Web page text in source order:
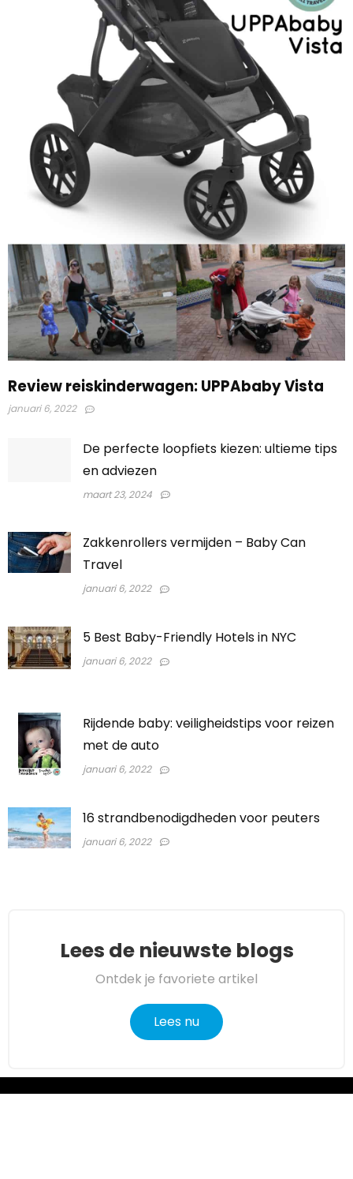
Review reiskinderwagen: UPPAbaby Vista
januari 6, 2022
De perfecte loopfiets kiezen: ultieme tips
en adviezen
maart 23, 2024
Zakkenrollers vermijden – Baby Can
Travel
januari 6, 2022
5 Best Baby-Friendly Hotels in NYC
januari 6, 2022
Rijdende baby: veiligheidstips voor reizen
met de auto
januari 6, 2022
16 strandbenodigdheden voor peuters
januari 6, 2022
Lees de nieuwste blogs
Ontdek je favoriete artikel
Lees nu